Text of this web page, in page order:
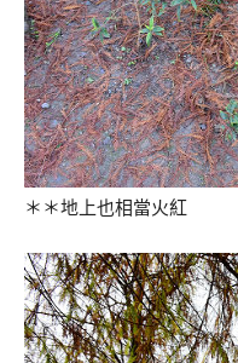
＊＊地上也相當火紅